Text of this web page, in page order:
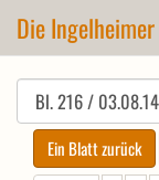
Die